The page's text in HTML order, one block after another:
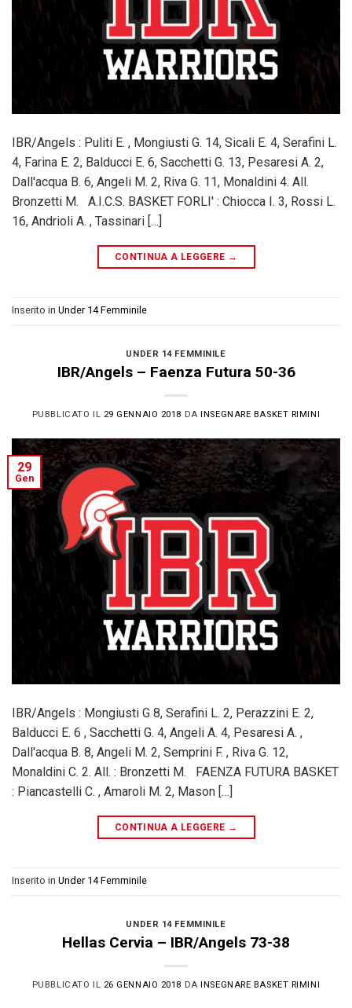
IBR/Angels : Puliti E. , Mongiusti G. 14, Sicali E. 4, Serafini L.
4, Farina E. 2, Balducci E. 6, Sacchetti G. 13, Pesaresi A. 2,
Dall'acqua B. 6, Angeli M. 2, Riva G. 11, Monaldini 4. All.
Bronzetti M. A.I.C.S. BASKET FORLI' : Chiocca I. 3, Rossi L.
16, Andrioli A. , Tassinari […]
CONTINUA A LEGGERE →
Inserito in Under 14 Femminile
UNDER 14 FEMMINILE
IBR/Angels – Faenza Futura 50-36
PUBBLICATO IL 29 GENNAIO 2018 DAINSEGNARE BASKET RIMINI
29
Gen
IBR/Angels : Mongiusti G 8, Serafini L. 2, Perazzini E. 2,
Balducci E. 6 , Sacchetti G. 4, Angeli A. 4, Pesaresi A. ,
Dall'acqua B. 8, Angeli M. 2, Semprini F. , Riva G. 12,
Monaldini C. 2. All. : Bronzetti M. FAENZA FUTURA BASKET
: Piancastelli C. , Amaroli M. 2, Mason […]
CONTINUA A LEGGERE →
Inserito in Under 14 Femminile
UNDER 14 FEMMINILE
Hellas Cervia – IBR/Angels 73-38
PUBBLICATO IL 26 GENNAIO 2018 DAINSEGNARE BASKET RIMINI